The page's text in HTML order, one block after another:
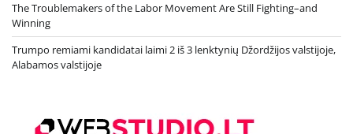
The Troublemakers of the Labor Movement Are Still Fighting–and
Winning
Trumpo remiami kandidatai laimi 2 iš 3 lenktynių Džordžijos valstijoje,
Alabamos valstijoje